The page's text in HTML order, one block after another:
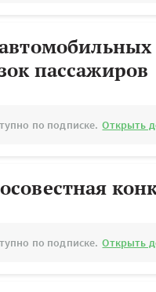
пассажиров
по подписке. Открыть
по подписке. Открыть